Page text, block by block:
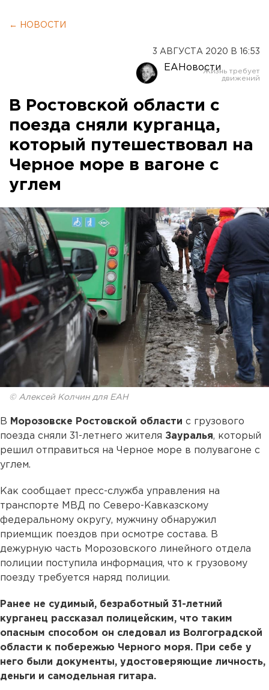
← НОВОСТИ
3 АВГУСТА 2020 В 16:53
ЕАНовости
В Ростовской области с
поезда сняли курганца,
который путешествовал на
Черное море в вагоне с
углем
© Алексей Колчин для ЕАН
В Морозовске Ростовской области с грузового
поезда сняли 31-летнего жителя Зауралья, который
решил отправиться на Черное море в полувагоне с
углем.
Как сообщает пресс-служба управления на
транспорте МВД по Северо-Кавказскому
федеральному округу, мужчину обнаружил
приемщик поездов при осмотре состава. В
дежурную часть Морозовского линейного отдела
полиции поступила информация, что к грузовому
поезду требуется наряд полиции.
Ранее не судимый, безработный 31-летний
курганец рассказал полицейским, что таким
опасным способом он следовал из Волгоградской
области к побережью Черного моря. При себе у
него были документы, удостоверяющие личность,
деньги и самодельная гитара.